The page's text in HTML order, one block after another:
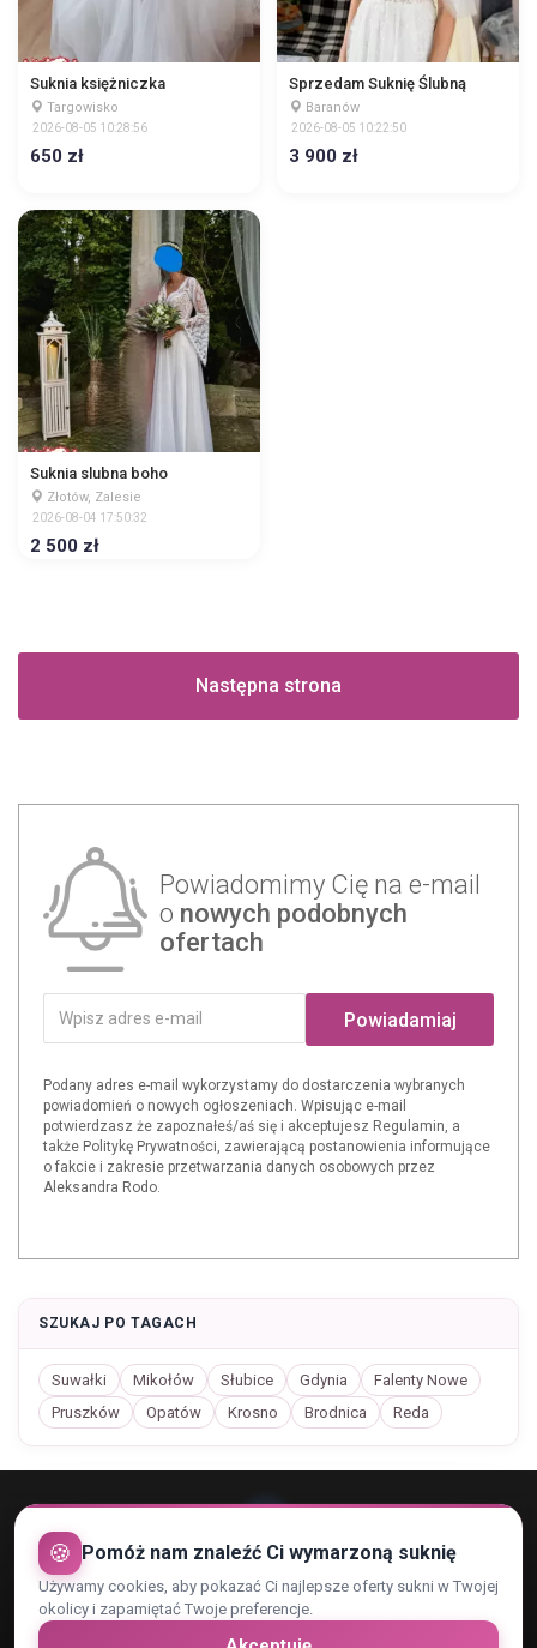
Suknia księżniczka
Targowisko
2026-08-05 10:28:56
650 zł
Sprzedam Suknię Ślubną
Baranów
2026-08-05 10:22:50
3 900 zł
Suknia slubna boho
Złotów, Zalesie
2026-08-04 17:50:32
2 500 zł
Następna strona
Powiadomimy Cię na e-mail
o nowych podobnych
ofertach
Powiadamiaj
Podany adres e-mail wykorzystamy do dostarczenia wybranych
powiadomień o nowych ogłoszeniach. Wpisując e-mail
potwierdzasz że zapoznałeś/aś się i akceptujesz Regulamin, a
także Politykę Prywatności, zawierającą postanowienia informujące
o fakcie i zakresie przetwarzania danych osobowych przez
Aleksandra Rodo.
SZUKAJ PO TAGACH
Suwałki Mikołów Słubice Gdynia
Falenty Nowe
Pruszków
Opatów Krosno Brodnica Reda
Rejestracja konta Regulamin
Polityka Prywatności i RODO
Zaufani Partnerzy
🍪 Pomóż nam znaleźć Ci wymarzoną suknię
Używamy cookies, aby pokazać Ci najlepsze oferty sukni w Twojej
okolicy i zapamiętać Twoje preferencje.